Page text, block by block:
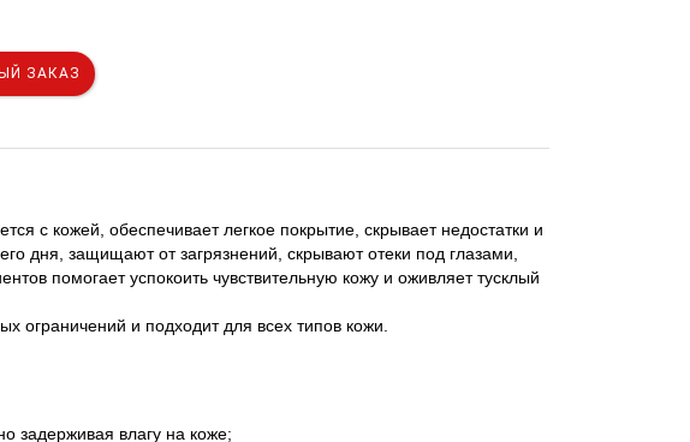
ЗАКАЗ
с кожей, обеспечивает легкое покрытие, скрывает недостатки и
дня, защищают от загрязнений, скрывают отеки под глазами,
помогает успокоить чувствительную кожу и оживляет тусклый
ограничений и подходит для всех типов кожи.
задерживая влагу на коже;